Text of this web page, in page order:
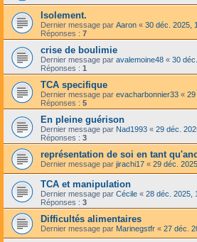
Isolement.
Dernier message par Aaron « 30 déc. 2025,
Réponses : 7
crise de boulimie
Dernier message par avalemoine48 « 30
Réponses : 1
TCA specifique
Dernier message par evacharbonnier33 « 29
Réponses : 5
En pleine guérison
Dernier message par Nad1993 « 29 déc.
Réponses : 3
représentation de soi en tant
Dernier message par jirachi17 « 29 déc.
TCA et manipulation
Dernier message par Cécile « 28 déc. 2025,
Réponses : 3
Difficultés alimentaires
Dernier message par Marinegstfr « 27 déc.